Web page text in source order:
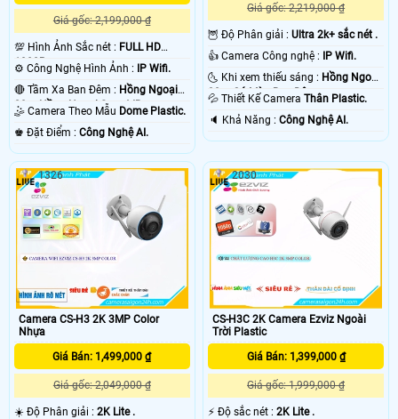
Giá gốc: 2,199,000 ₫
💯 Hình Ảnh Sắc nét : FULL HD
1080P .
⚙ Công Nghệ Hình Ảnh :
IP Wifi.
🔴 Tầm Xa Ban Đêm : Hồng Ngoại
20m Hồng Ngoại Smart IR.
🤹 Camera Theo Mẫu Dome Plastic.
️♚ Đặt Điểm : Công Nghệ AI.
Giá gốc: 2,219,000 ₫
🦉 Độ Phân giải :Ultra 2k+ sắc nét .
👍 Camera Công nghệ :
IP Wifi.
🌜 Khi xem thiếu sáng : Hồng Ngoại
30m Có Màu Ban Ðêm.
💦 Thiết Kế CameraThân Plastic.
️🔈 Khả Năng :Công Nghệ AI.
Camera CS-H3 2K 3MP Color
Nhựa
Giá Bán: 1,499,000 ₫
Giá gốc: 2,049,000 ₫
☀️ Độ Phân giải : 2K Lite .
1326
CS-H3C 2K Camera Ezviz Ngoài
Trời Plastic
Giá Bán: 1,399,000 ₫
Giá gốc: 1,999,000 ₫
️⚡ Độ sắc nét :2K Lite .
2030